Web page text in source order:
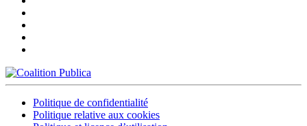
Politique de confidentialité
Politique relative aux cookies